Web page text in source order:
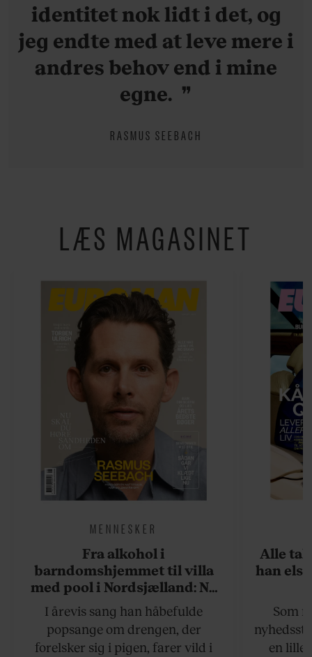
identitet nok lidt i det, og
jeg endte med at leve mere i
andres behov end i mine
egne.
RASMUS SEEBACH
LÆS MAGASINET
MENNESKER
Fra alkohol i
barndomshjemmet til villa
med pool i Nordsjælland: Nu
skal du høre sandheden om
Rasmus Seebach
I årevis sang han håbefulde
popsange om drengen, der
forelsker sig i pigen, farer vild i
Alle
han
Som
en lille